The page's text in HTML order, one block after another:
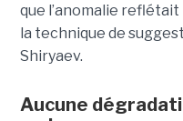
que l’anomalie
la technique de
Shiryaev.
Aucune